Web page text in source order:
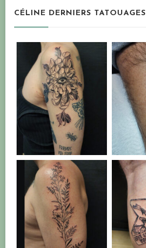
CÉLINE DERNIERS TATOUAGES